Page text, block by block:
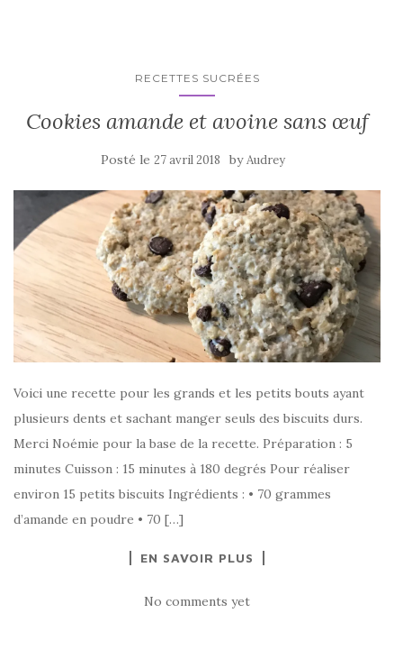
RECETTES SUCRÉES
Cookies amande et avoine sans œuf
Posté le 27 avril 2018 byAudrey
Voici une recette pour les grands et les petits bouts ayant
plusieurs dents et sachant manger seuls des biscuits durs.
Merci Noémie pour la base de la recette. Préparation : 5
minutes Cuisson : 15 minutes à 180 degrés Pour réaliser
environ 15 petits biscuits Ingrédients : • 70 grammes
d’amande en poudre • 70 […]
EN SAVOIR PLUS
No comments yet